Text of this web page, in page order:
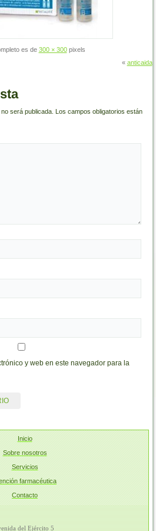
es de 300 × 300pixels
« anticaida
será publicada. Los campos obligatorios están
y web en este navegador para la
Inicio
Sobre nosotros
Servicios
farmacéutica
Contacto
del Ejército 5